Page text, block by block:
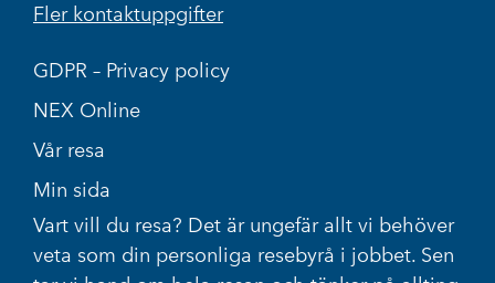
Fler kontaktuppgifter
GDPR – Privacy policy
NEX Online
Vår resa
Min sida
Vart vill du resa? Det är ungefär allt vi behöver
veta som din personliga resebyrå i jobbet. Sen